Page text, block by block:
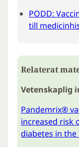
PODD:
till
Relaterat
Vetenskaplig
Pandemrix®
increased risk
diabetes in the